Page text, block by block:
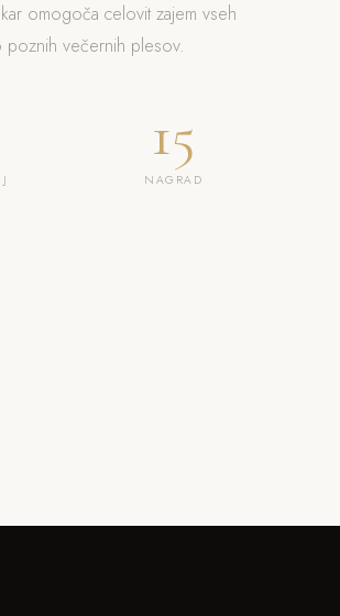
omogoča celovit zajem vseh
večernih plesov.
15
NAGRAD